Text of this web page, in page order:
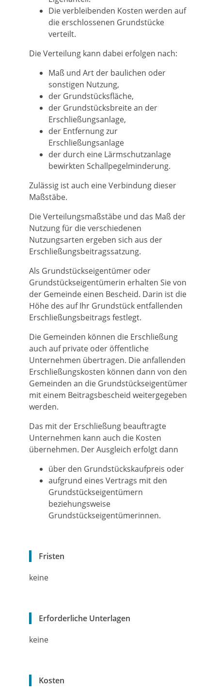
Die verbleibenden Kosten werden auf
die erschlossenen Grundstücke
verteilt.
Die Verteilung kann dabei erfolgen nach:
Maß und Art der baulichen oder
sonstigen Nutzung,
der Grundstücksfläche,
der Grundstücksbreite an der
Erschließungsanlage,
der Entfernung zur
Erschließungsanlage
der durch eine Lärmschutzanlage
bewirkten Schallpegelminderung.
Zulässig ist auch eine Verbindung dieser
Maßstäbe.
Die Verteilungsmaßstäbe und das Maß der
Nutzung für die verschiedenen
Nutzungsarten ergeben sich aus der
Erschließungsbeitragssatzung.
Als Grundstückseigentümer oder
Grundstückseigentümerin erhalten Sie von
der Gemeinde einen Bescheid. Darin ist die
Höhe des auf Ihr Grundstück entfallenden
Erschließungsbeitrags festlegt.
Die Gemeinden können die Erschließung
auch auf private oder öffentliche
Unternehmen übertragen. Die anfallenden
Erschließungskosten können dann von den
Gemeinden an die Grundstückseigentümer
mit einem Beitragsbescheid weitergegeben
werden.
Das mit der Erschließung beauftragte
Unternehmen kann auch die Kosten
übernehmen. Der Ausgleich erfolgt dann
über den Grundstückskaufpreis oder
aufgrund eines Vertrags mit den
Grundstückseigentümern
beziehungsweise
Grundstückseigentümerinnen.
Fristen
keine
Erforderliche Unterlagen
keine
Kosten